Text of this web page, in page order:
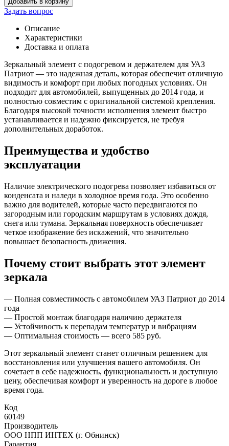
товара
Элемент
зеркала
Патриот
держ.
+
эл.подогр.)
прав.
(до
2014)
Задать вопрос
Описание
Характеристики
Доставка и оплата
Зеркальный элемент с подогревом и держателем для УАЗ
Патриот — это надежная деталь, которая обеспечит отличную
видимость и комфорт при любых погодных условиях. Он
подходит для автомобилей, выпущенных до 2014 года, и
полностью совместим с оригинальной системой крепления.
Благодаря высокой точности исполнения элемент быстро
устанавливается и надежно фиксируется, не требуя
дополнительных доработок.
Преимущества и удобство
эксплуатации
Наличие электрического подогрева позволяет избавиться от
конденсата и наледи в холодное время года. Это особенно
важно для водителей, которые часто передвигаются по
загородным или городским маршрутам в условиях дождя,
снега или тумана. Зеркальная поверхность обеспечивает
четкое изображение без искажений, что значительно
повышает безопасность движения.
Почему стоит выбрать этот элемент
зеркала
— Полная совместимость с автомобилем УАЗ Патриот до 2014
года
— Простой монтаж благодаря наличию держателя
— Устойчивость к перепадам температур и вибрациям
— Оптимальная стоимость — всего 585 руб.
Этот зеркальный элемент станет отличным решением для
восстановления или улучшения вашего автомобиля. Он
сочетает в себе надежность, функциональность и доступную
цену, обеспечивая комфорт и уверенность на дороге в любое
время года.
Код
60149
Производитель
ООО НПП ИНТЕХ (г. Обнинск)
Гарантия